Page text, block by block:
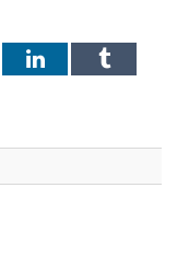
LinkedInTumblr